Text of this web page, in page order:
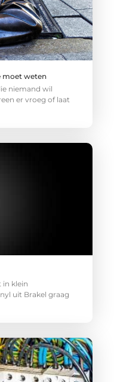
moet weten
niemand wil
er vroeg of laat
in klein
uit Brakel graag